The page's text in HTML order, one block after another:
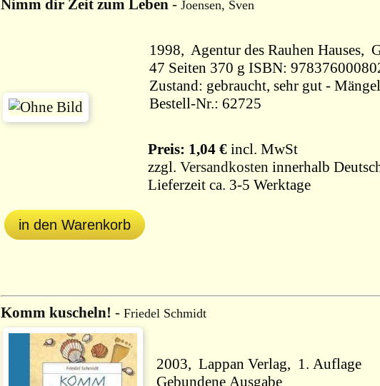
Nimm dir Zeit zum Leben - Joensen, Sven
47 Seiten 370 g ISBN:
Zustand: gebraucht, sehr gut -
Bestell-Nr.: 62725
Preis: 1,04 € incl. MwSt
zzgl. Versandkosten innerhalb
Lieferzeit ca. 3-5 Werktage
in den Warenkorb
Komm kuscheln! - Friedel Schmidt
2003, Lappan Verlag, 1. Auflage
Gebundene Ausgabe